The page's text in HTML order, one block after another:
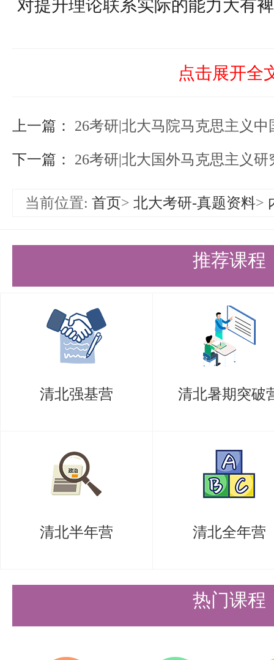
对提升理论联系实际的能力大有
效。此时要深入理解并尝试记忆
历史事件主要运用唯物史观和唯
中国化的复习中，毛泽东思想、
可对照参考书补充和完善大框架
点，为后续的专业课背诵打下坚
目背诵，因为后续背诵任务繁重
支撑，背诵过程将异常痛苦。盛
明，纯粹的文科思维难以在考试
心指导能让你少走弯路，避免因
题错误而失分。
真题阶段（第2轮）（8月 - 10月）
向和偏好。在扎实掌握基础知识
点击展开全
上一篇： 26考研|北大马院马克思主义
下一篇： 26考研|北大国外马克思主义研究
当前位置: 首页> 北大考研-真题资料>
推荐课程
清北强基营 清北暑期突破
清北半年营 清北全年营
热门课程